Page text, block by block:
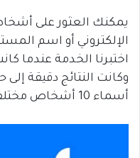
يمكنك العثور على
الإلكتروني أو اسم
اختبرنا الخدمة عندما
وكانت النتائج دقيقة
أسماء 10 أشخاص مختلفين ووجدت 9 منهم في النتائج.